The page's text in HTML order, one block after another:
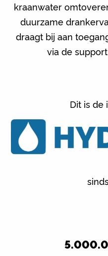
kraanwater
duurzame
draagt bij aan
via de
Dit is de